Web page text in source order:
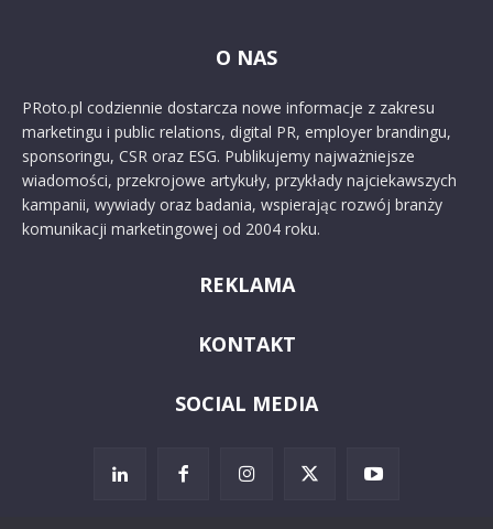
O NAS
PRoto.pl codziennie dostarcza nowe informacje z zakresu
marketingu i public relations, digital PR, employer brandingu,
sponsoringu, CSR oraz ESG. Publikujemy najważniejsze
wiadomości, przekrojowe artykuły, przykłady najciekawszych
kampanii, wywiady oraz badania, wspierając rozwój branży
komunikacji marketingowej od 2004 roku.
REKLAMA
KONTAKT
SOCIAL MEDIA